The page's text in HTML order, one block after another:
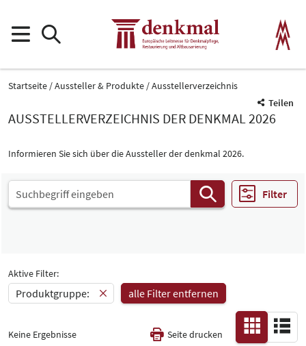
Startseite Aussteller & Produkte
Ausstellerverzeichnis
Teilen
AUSSTELLERVERZEICHNIS DER DENKMAL 2026
Informieren Sie sich über die Aussteller der denkmal 2026.
Filter
Aktive Filter:
Produktgruppe: alle Filter entfernen
Keine Ergebnisse Seite drucken